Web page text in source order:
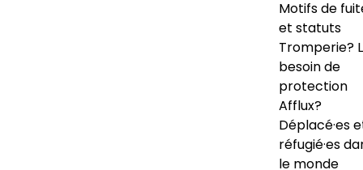
Motifs de
et statuts
Tromperie?
besoin de
protection
Afflux?
Déplacé·es
réfugié·es
le monde